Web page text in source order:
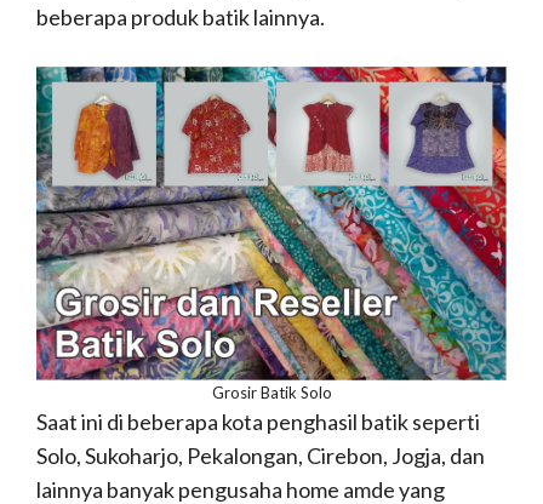
beberapa produk batik lainnya.
Grosir Batik Solo
Saat ini di beberapa kota penghasil batik seperti
Solo, Sukoharjo, Pekalongan, Cirebon, Jogja, dan
lainnya banyak pengusaha home amde yang